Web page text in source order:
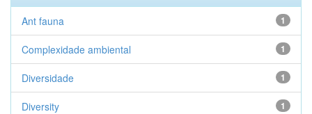
1
Ant fauna
1
Complexidade ambiental
1
Diversidade
1
Diversity